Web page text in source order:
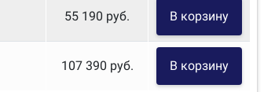
55 190 руб. В корзину
107 390 руб. В корзину